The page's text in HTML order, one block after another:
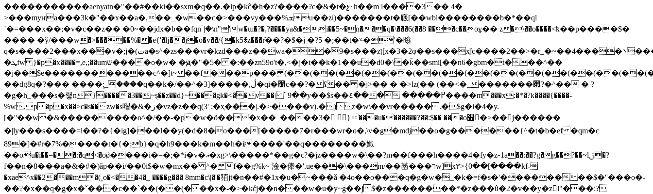
�����������aenyatn�"��#��ki��sxm�q��.�ip�kĉ�h�z?����?c� &�t�չ~h��m l����3�� 4�
>���myҥa���3k�"��x��a�,��_�w��c�>���vy���%ܫu��zί)�������t�廄[��wbl��������b�*��ql
´�=���x��;�v�c��z�� �0~��jdx�b��fqnۤ|�\n"'w�ɯ�?�,?����ya&�i��5~�n���q�\���6(��8 ���c��oұ�� z�\��o����<ҟ��p����$�
���� �ў/���w�>�����%��e{'�ǉ��j�o�v��/{�k5⯉z���r҄��?�$�j �?5 �;��t�؝�'�㬛
q�s����2���x���v�;j�(تa�s^�zs���vr�kƶd���z��wa��9�s���zן[x�3�2φ��s���xǰc����2��>�r_�~��4����߃8���܌t�wsg}
�ܜfw }�p�x����=,e,;��umש����o�w� �ԭ�"�5� �:��zn59o't�,<�j�t��k�1��u�d0�\�ǩ��smi[��n6�gbm�t���^��
�j��$e������������c^�]t~��f���p���
��dg8q�?��� ����۪:_����q��k�/��^�3]�����,ڷ�qi�׹c��?�ʕ�� �j>�� � �>lz(�� (��<�_�������׏?�^�� � ?
�g�h_���s�뢯n}�����3��~ȿ��z��d}~���gk�<��ν��| ՟9��y��$s��٤��� �����߂����m���x:�*�?k����{����-
%w,p�p�x��>c�s��zw�s㗩�&�ڗ�vz�z��q(3' ;�ҳ���|.�>����v).�)z�w\��vr�����.�$g�l�4�y.
[�''��w�&���������o^�/��-�p�w�ӫ���x��_����3�񮮽 }���u�������?��:$�� ���o׭�>��j������
�|ly���s����=l��?�{�ig ]���l��y(�d�8�o���[�����7�r���wr�o�,\v�g�mdj��o�g������{^�t�b�ef �qm�c
89�]�#r�7%�����t�{�;b}�q�h9���k�m��h�i����'��q��������娵
��ou�i��=��:�q<�оǿ����i�=�;�*i�v�އ�xg>\�����*��g�c?�jz����w�\��?m��f���h����4�fy�z֊1a��:��?g�g��?��~lݪ�?
f��n�8���a�&�#�)ǟp��i/��0i$�ԝ�mx�� ^� f��g%k~ 淦�俸�'.ue���\���m/��䓿���רw]x۳>{0��[����kf-
�xae^x��2���m�(˳o�<��4�_ ����g��� 8mm�c\|�'�㹮jt�n��#�1x�u�~���ǎ �4o��o���q�g�w�_�k�=f�s�'��������$�''���o�-
��?�x��q�g�x�ˇ���c��`��(��(���x�-�>�kćj��n���w�u�y~g��j$�z��������*�z���û�2�v��y�zl"���:?